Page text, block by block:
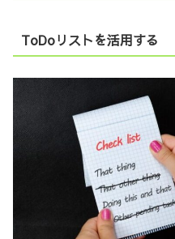
ToDoリストを活用する